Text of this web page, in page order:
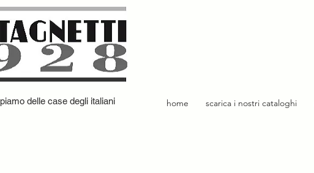
delle case degli italiani home scarica i nostri cataloghi